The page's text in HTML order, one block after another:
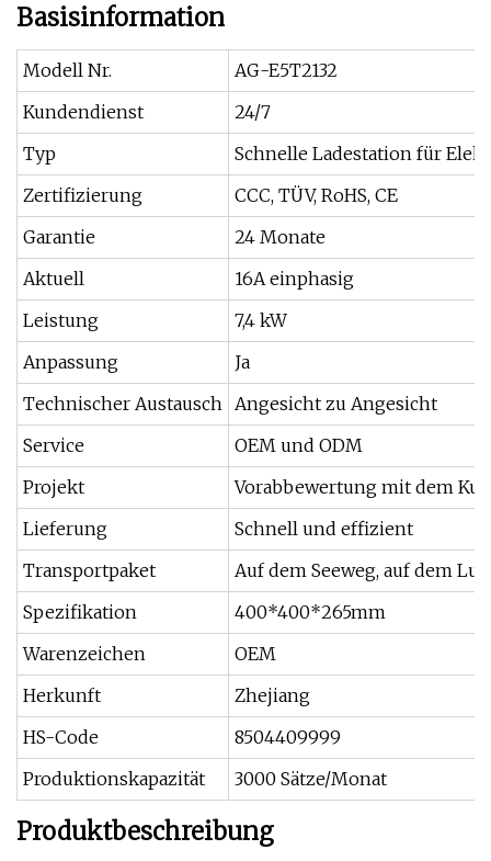
Basisinformation
Modell Nr.
AG-E5T2132
Kundendienst
24/7
Typ
Schnelle Ladestation für
Zertifizierung
CCC, TÜV, RoHS, CE
Garantie
24 Monate
Aktuell
16A einphasig
Leistung
7,4 kW
Anpassung
Ja
Technischer Austausch Angesicht zu Angesicht
Service
OEM und ODM
Projekt
Vorabbewertung mit dem
Lieferung
Schnell und effizient
Transportpaket
Auf dem Seeweg, auf dem
Spezifikation
400*400*265mm
Warenzeichen
OEM
Herkunft
Zhejiang
HS-Code
8504409999
Produktionskapazität
3000 Sätze/Monat
Produktbeschreibung